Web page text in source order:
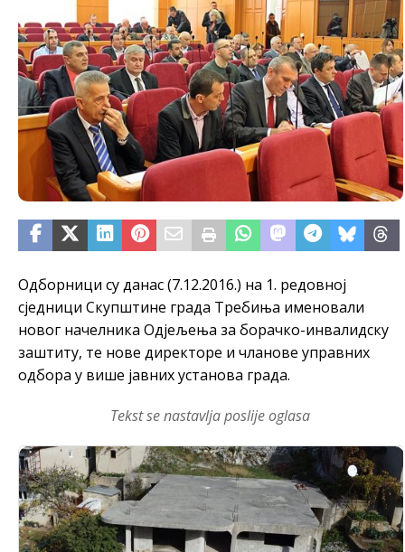
Одборници су данас (7.12.2016.) на 1. редовној
сједници Скупштине града Требиња именовали
новог начелника Одјељења за борачко-инвалидску
заштиту, те нове директоре и чланове управних
одбора у више јавних установа града.
Tekst se nastavlja poslije oglasa